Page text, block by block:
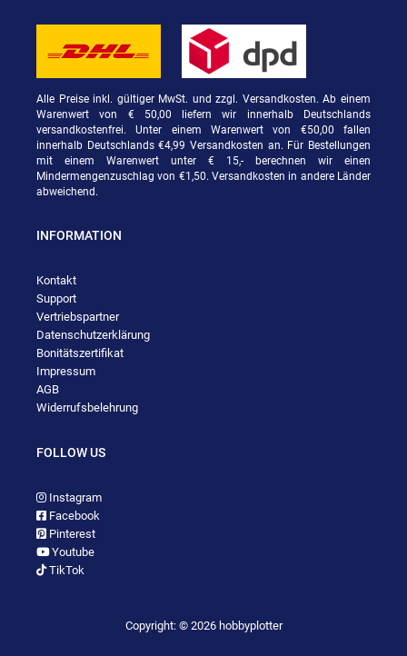
Alle Preise inkl. gültiger MwSt. und zzgl. Versandkosten. Ab einem
Warenwert von € 50,00 liefern wir innerhalb Deutschlands
versandkostenfrei. Unter einem Warenwert von €50,00 fallen
innerhalb Deutschlands €4,99 Versandkosten an. Für Bestellungen
mit einem Warenwert unter € 15,- berechnen wir einen
Mindermengenzuschlag von €1,50. Versandkosten in andere Länder
abweichend.
INFORMATION
Kontakt
Support
Vertriebspartner
Datenschutzerklärung
Bonitätszertifikat
Impressum
AGB
Widerrufsbelehrung
FOLLOW US
Instagram
Facebook
Pinterest
Youtube
TikTok
Copyright: © 2026 hobbyplotter